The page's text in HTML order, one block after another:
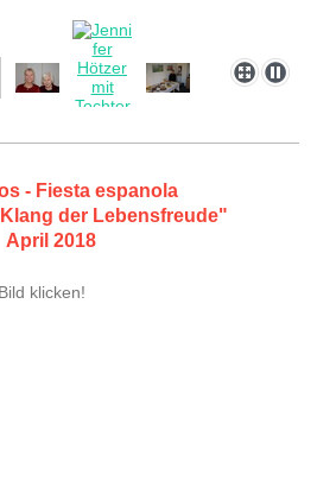
- Fiesta espanola
der Lebensfreude"
April 2018
klicken!